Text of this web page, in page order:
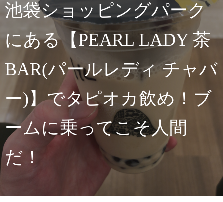
池袋ショッピングパーク
にある【PEARL LADY 茶
BAR(パールレディ チャバ
ー)】でタピオカ飲め！ブ
ームに乗ってこそ人間
だ！